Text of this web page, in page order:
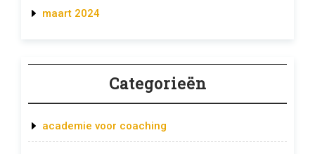
maart 2024
Categorieën
academie voor coaching